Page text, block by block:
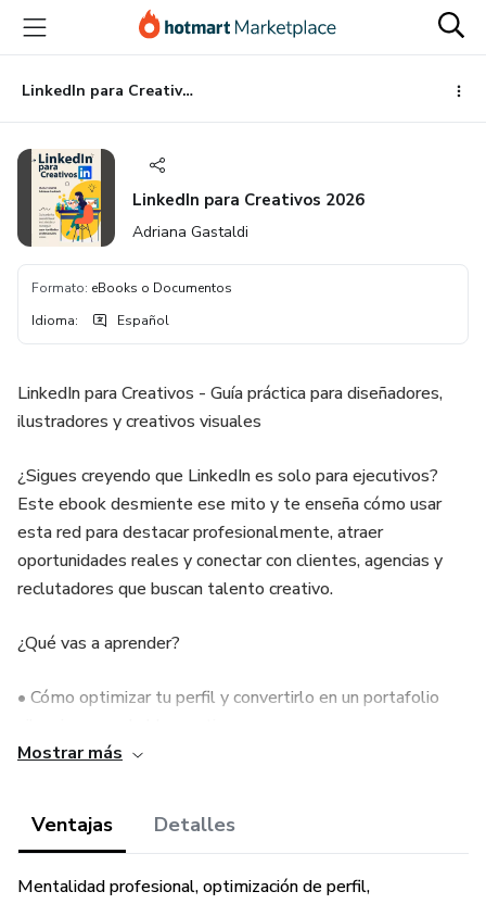
principal
página
de
página
LinkedIn para Creativos 2026
LinkedIn para Creativos 2026
Adriana Gastaldi
Formato: eBooks o Documentos
Idioma: Español
LinkedIn para Creativos - Guía práctica para diseñadores,
ilustradores y creativos visuales
¿Sigues creyendo que LinkedIn es solo para ejecutivos?
Este ebook desmiente ese mito y te enseña cómo usar
esta red para destacar profesionalmente, atraer
oportunidades reales y conectar con clientes, agencias y
reclutadores que buscan talento creativo.
¿Qué vas a aprender?
• Cómo optimizar tu perfil y convertirlo en un portafolio
influencer.
Mostrar más
Ventajas Detalles
Mentalidad profesional, optimización de perfil,